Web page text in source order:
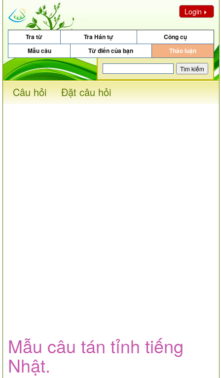
Login
Tra từ Tra Hán tự
Công cụ
Mẫu câu
Từ điển của bạn Thảo luận
Câu hỏi Đặt câu hỏi
Mẫu câu tán tỉnh tiếng
Nhật.